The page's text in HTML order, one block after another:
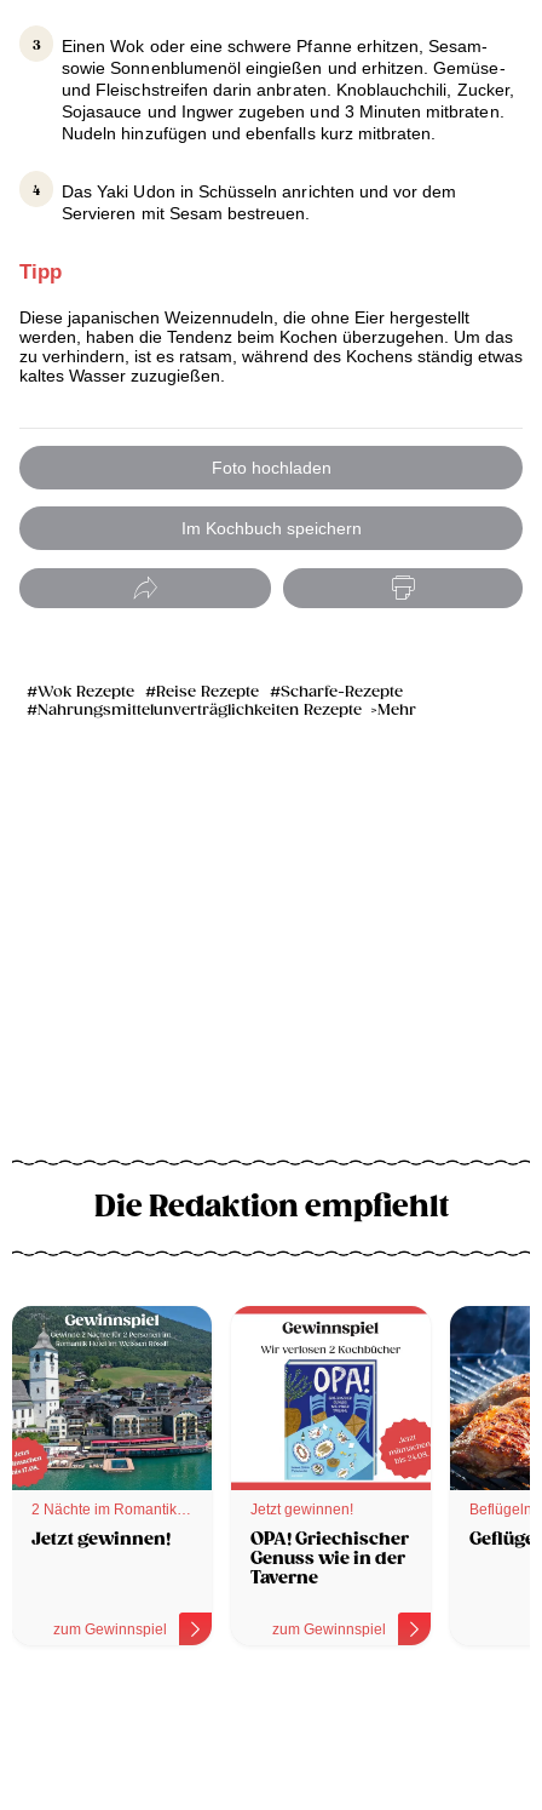
Einen Wok oder eine schwere Pfanne erhitzen, Sesam-
sowie Sonnenblumenöl eingießen und erhitzen. Gemüse-
und Fleischstreifen darin anbraten. Knoblauchchili, Zucker,
Sojasauce und Ingwer zugeben und 3 Minuten mitbraten.
Nudeln hinzufügen und ebenfalls kurz mitbraten.
Das Yaki Udon in Schüsseln anrichten und vor dem
Servieren mit Sesam bestreuen.
Tipp
Diese japanischen Weizennudeln, die ohne Eier hergestellt
werden, haben die Tendenz beim Kochen überzugehen. Um das
zu verhindern, ist es ratsam, während des Kochens ständig etwas
kaltes Wasser zuzugießen.
Foto hochladen
Im Kochbuch speichern
Wok Rezepte Reise Rezepte
Scharfe-Rezepte
Nahrungsmittelunverträglichkeiten Rezepte
Mehr
Die Redaktion empfiehlt
2 Nächte im Romantik
Hotel
Jetzt gewinnen!
zum Gewinnspiel
Jetzt gewinnen!
OPA! Griechischer
Genuss wie in der
Taverne
zum Gewinnspiel